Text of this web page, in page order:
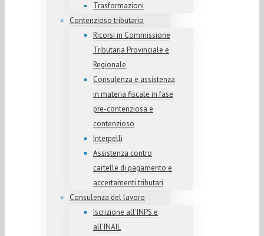
Trasformazioni
Contenzioso tributario
Ricorsi in Commissione
Tributaria Provinciale e
Regionale
Consulenza e assistenza
in materia fiscale in fase
pre-contenziosa e
contenzioso
Interpelli
Assistenza contro
cartelle di pagamento e
accertamenti tributari
Consulenza del lavoro
Iscrizione all’INPS e
all’INAIL